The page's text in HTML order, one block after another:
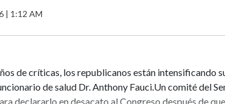
| 1:12 AM
de críticas, los republicanos están intensificando
de salud Dr. Anthony Fauci.Un comité del
declararlo en desacato al Congreso después de